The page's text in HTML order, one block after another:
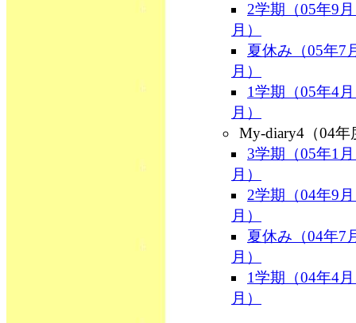
2学期（05年9
月）
夏休み（05年7
月）
1学期（05年4
月）
My-diary4（04年
3学期（05年1
月）
2学期（04年9
月）
夏休み（04年7
月）
1学期（04年4
月）